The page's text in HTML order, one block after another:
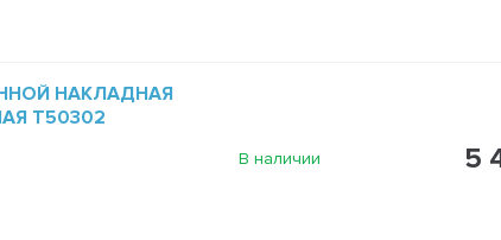
НАКЛАДНАЯ
T50302
В наличии 5